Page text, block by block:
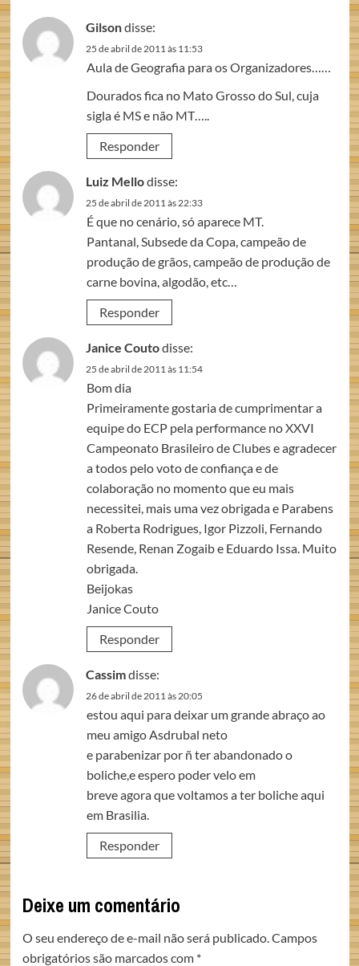
Gilsondisse:
25 de abril de 2011 às 11:53
Aula de Geografia para os Organizadores……
Dourados fica no Mato Grosso do Sul, cuja
sigla é MS e não MT…..
Responder
Luiz Mellodisse:
25 de abril de 2011 às 22:33
É que no cenário, só aparece MT.
Pantanal, Subsede da Copa, campeão de
produção de grãos, campeão de produção de
carne bovina, algodão, etc…
Responder
Janice Coutodisse:
25 de abril de 2011 às 11:54
Bom dia
Primeiramente gostaria de cumprimentar a
equipe do ECP pela performance no XXVI
Campeonato Brasileiro de Clubes e agradecer
a todos pelo voto de confiança e de
colaboração no momento que eu mais
necessitei, mais uma vez obrigada e Parabens
a Roberta Rodrigues, Igor Pizzoli, Fernando
Resende, Renan Zogaib e Eduardo Issa. Muito
obrigada.
Beijokas
Janice Couto
Responder
Cassimdisse:
26 de abril de 2011 às 20:05
estou aqui para deixar um grande abraço ao
meu amigo Asdrubal neto
e parabenizar por ñ ter abandonado o
boliche,e espero poder velo em
breve agora que voltamos a ter boliche aqui
em Brasilia.
Responder
Deixe um comentário
O seu endereço de e-mail não será publicado.Campos
obrigatórios são marcados com *